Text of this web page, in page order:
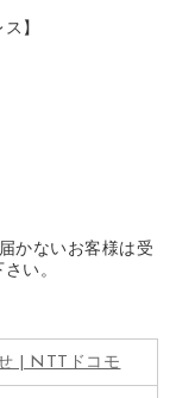
】
かないお客様は受
い。
| NTTドコモ